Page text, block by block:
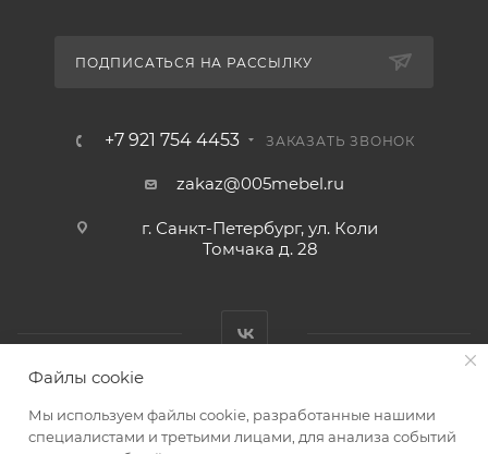
ПОДПИСАТЬСЯ НА РАССЫЛКУ
+7 921 754 4453 ЗАКАЗАТЬ ЗВОНОК
zakaz@005mebel.ru
г. Санкт-Петербург, ул. Коли
Томчака д. 28
Файлы cookie
Мы используем файлы cookie, разработанные нашими
специалистами и третьими лицами, для анализа событий